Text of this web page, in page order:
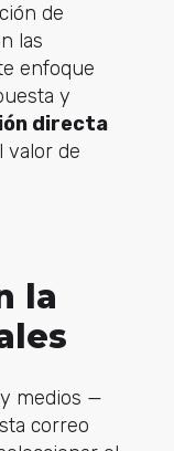
de
las
enfoque
y
directa
de
la
medios —
correo